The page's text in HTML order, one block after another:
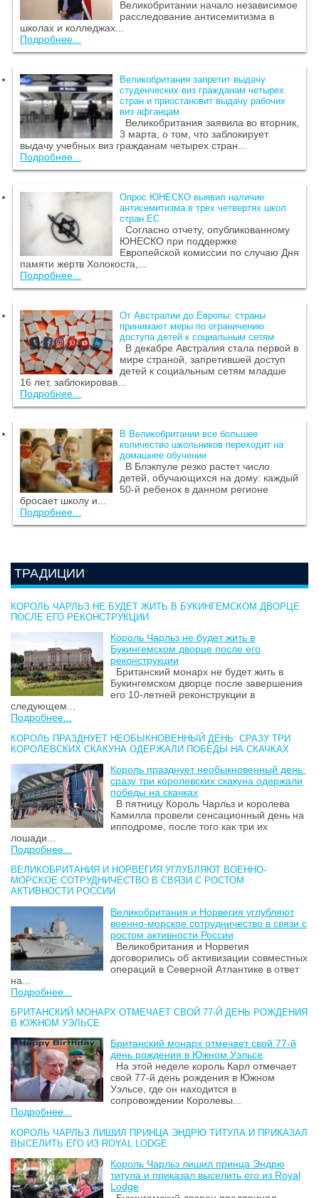
Великобритании начало независимое
расследование антисемитизма в
школах и колледжах...
Подробнее...
Великобритания запретит выдачу
студенческих виз гражданам четырех
стран и приостановит выдачу рабочих
виз афганцам
Великобритания заявила во вторник,
3 марта, о том, что заблокирует
выдачу учебных виз гражданам четырех стран...
Подробнее...
Опрос ЮНЕСКО выявил наличие
антисемитизма в трех четвертях школ
стран ЕС
Согласно отчету, опубликованному
ЮНЕСКО при поддержке
Европейской комиссии по случаю Дня
памяти жертв Холокоста,...
Подробнее...
От Австралии до Европы: страны
принимают меры по ограничению
доступа детей к социальным сетям
В декабре Австралия стала первой в
мире страной, запретившей доступ
детей к социальным сетям младше
16 лет, заблокировав...
Подробнее...
В Великобритании все большее
количество школьников переходит на
домашнее обучение
В Блэкпуле резко растет число
детей, обучающихся на дому: каждый
50-й ребенок в данном регионе
бросает школу и...
Подробнее...
ТРАДИЦИИ
КОРОЛЬ ЧАРЛЬЗ НЕ БУДЕТ ЖИТЬ В БУКИНГЕМСКОМ ДВОРЦЕ
ПОСЛЕ ЕГО РЕКОНСТРУКЦИИ
Король Чарльз не будет жить в
Букингемском дворце после его
реконструкции
Британский монарх не будет жить в
Букингемском дворце после завершения
его 10-летней реконструкции в
следующем...
Подробнее...
КОРОЛЬ ПРАЗДНУЕТ НЕОБЫКНОВЕННЫЙ ДЕНЬ: СРАЗУ ТРИ
КОРОЛЕВСКИХ СКАКУНА ОДЕРЖАЛИ ПОБЕДЫ НА СКАЧКАХ
Король празднует необыкновенный день:
сразу три королевских скакуна одержали
победы на скачках
В пятницу Король Чарльз и королева
Камилла провели сенсационный день на
ипподроме, после того как три их
лошади...
Подробнее...
ВЕЛИКОБРИТАНИЯ И НОРВЕГИЯ УГЛУБЛЯЮТ ВОЕННО-
МОРСКОЕ СОТРУДНИЧЕСТВО В СВЯЗИ С РОСТОМ
АКТИВНОСТИ РОССИИ
Великобритания и Норвегия углубляют
военно-морское сотрудничество в связи с
ростом активности России
Великобритания и Норвегия
договорились об активизации совместных
операций в Северной Атлантике в ответ
на...
Подробнее...
БРИТАНСКИЙ МОНАРХ ОТМЕЧАЕТ СВОЙ 77-Й ДЕНЬ РОЖДЕНИЯ
В ЮЖНОМ УЭЛЬСЕ
Британский монарх отмечает свой 77-й
день рождения в Южном Уэльсе
На этой неделе король Карл отмечает
свой 77-й день рождения в Южном
Уэльсе, где он находится в
сопровождении Королевы...
Подробнее...
КОРОЛЬ ЧАРЛЬЗ ЛИШИЛ ПРИНЦА ЭНДРЮ ТИТУЛА И ПРИКАЗАЛ
ВЫСЕЛИТЬ ЕГО ИЗ ROYAL LODGE
Король Чарльз лишил принца Эндрю
титула и приказал выселить его из Royal
Lodge